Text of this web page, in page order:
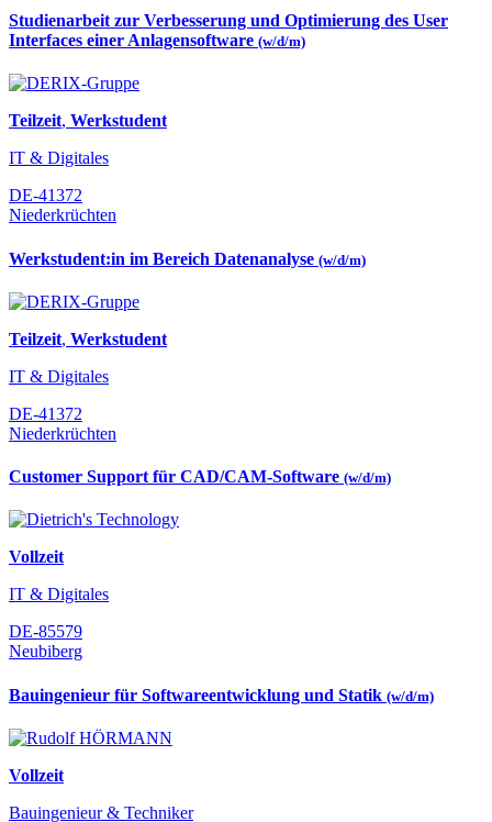
Studienarbeit zur Verbesserung und Optimierung des User
Interfaces einer Anlagensoftware (w/d/m)
Teilzeit, Werkstudent
IT & Digitales
DE-41372
Niederkrüchten
Werkstudent:in im Bereich Datenanalyse (w/d/m)
Teilzeit, Werkstudent
IT & Digitales
DE-41372
Niederkrüchten
Customer Support für CAD/CAM-Software (w/d/m)
Vollzeit
IT & Digitales
DE-85579
Neubiberg
Bauingenieur für Softwareentwicklung und Statik (w/d/m)
Vollzeit
Bauingenieur & Techniker